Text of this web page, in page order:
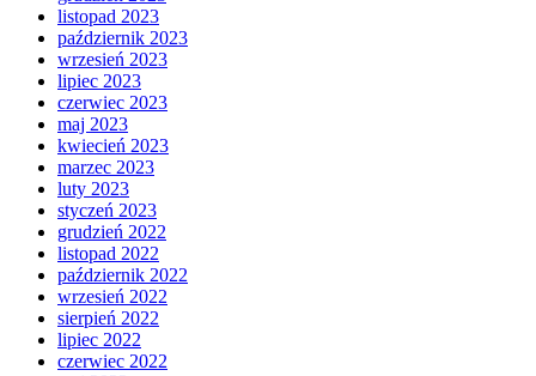
listopad 2023
październik 2023
wrzesień 2023
lipiec 2023
czerwiec 2023
maj 2023
kwiecień 2023
marzec 2023
luty 2023
styczeń 2023
grudzień 2022
listopad 2022
październik 2022
wrzesień 2022
sierpień 2022
lipiec 2022
czerwiec 2022